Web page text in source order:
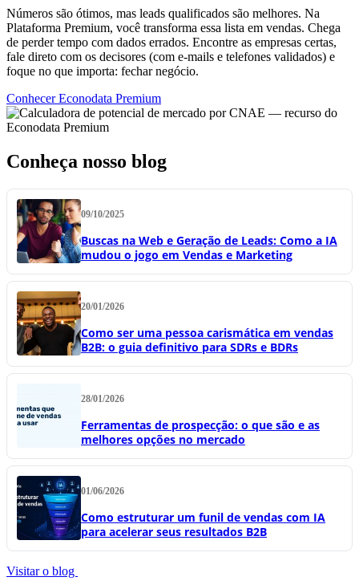
Números são ótimos, mas leads qualificados são melhores. Na
Plataforma Premium, você transforma essa lista em vendas. Chega
de perder tempo com dados errados. Encontre as empresas certas,
fale direto com os decisores (com e-mails e telefones validados) e
foque no que importa: fechar negócio.
Conhecer Econodata Premium
Conheça nosso blog
09/10/2025
Buscas na Web e Geração de Leads: Como a IA
mudou o jogo em Vendas e Marketing
20/01/2026
Como ser uma pessoa carismática em vendas
B2B: o guia definitivo para SDRs e BDRs
28/01/2026
Ferramentas de prospecção: o que são e as
melhores opções no mercado
01/06/2026
Como estruturar um funil de vendas com IA
para acelerar seus resultados B2B
Visitar o blog